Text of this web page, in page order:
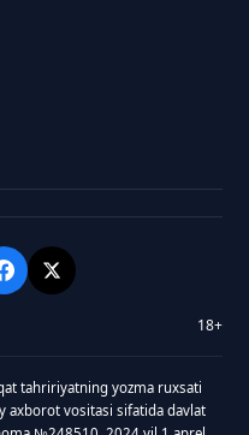
18+
tahririyatning yozma ruxsati
axborot vositasi sifatida davlat